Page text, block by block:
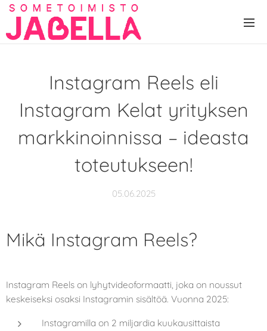
Instagram Reels eli
Instagram Kelat yrityksen
markkinoinnissa – ideasta
toteutukseen!
05.06.2025
Mikä Instagram Reels?
Instagram Reels on lyhytvideoformaatti, joka on noussut
keskeiseksi osaksi Instagramin sisältöä. Vuonna 2025:
Instagramilla on 2 miljardia kuukausittaista